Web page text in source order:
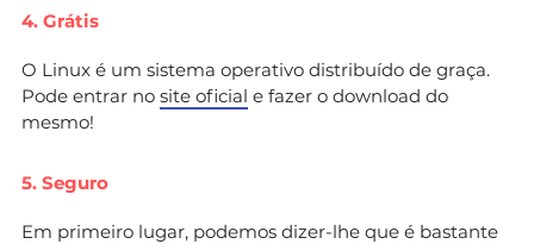
4. Grátis
O Linux é um sistema operativo distribuído de graça.
Pode entrar no site oficial e fazer o download do
mesmo!
5. Seguro
Em primeiro lugar, podemos dizer-lhe que é bastante